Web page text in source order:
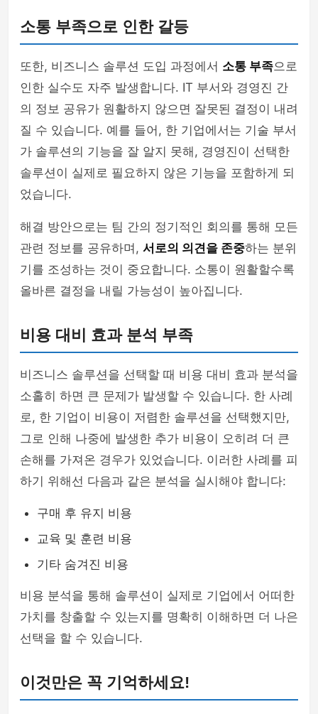
소통 부족으로 인한 갈등
또한, 비즈니스 솔루션 도입 과정에서 소통 부족으로
인한 실수도 자주 발생합니다. IT 부서와 경영진 간
의 정보 공유가 원활하지 않으면 잘못된 결정이 내려
질 수 있습니다. 예를 들어, 한 기업에서는 기술 부서
가 솔루션의 기능을 잘 알지 못해, 경영진이 선택한
솔루션이 실제로 필요하지 않은 기능을 포함하게 되
었습니다.
해결 방안으로는 팀 간의 정기적인 회의를 통해 모든
관련 정보를 공유하며, 서로의 의견을 존중하는 분위
기를 조성하는 것이 중요합니다. 소통이 원활할수록
올바른 결정을 내릴 가능성이 높아집니다.
비용 대비 효과 분석 부족
비즈니스 솔루션을 선택할 때 비용 대비 효과 분석을
소홀히 하면 큰 문제가 발생할 수 있습니다. 한 사례
로, 한 기업이 비용이 저렴한 솔루션을 선택했지만,
그로 인해 나중에 발생한 추가 비용이 오히려 더 큰
손해를 가져온 경우가 있었습니다. 이러한 사례를 피
하기 위해선 다음과 같은 분석을 실시해야 합니다:
구매 후 유지 비용
교육 및 훈련 비용
기타 숨겨진 비용
비용 분석을 통해 솔루션이 실제로 기업에서 어떠한
가치를 창출할 수 있는지를 명확히 이해하면 더 나은
선택을 할 수 있습니다.
이것만은 꼭 기억하세요!